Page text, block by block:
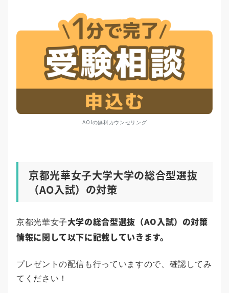
AOIの無料カウンセリング
京都光華女子大学大学の総合型選抜
（AO入試）の対策
京都光華女子大学の総合型選抜（AO入試）の対策
情報に関して以下に記載していきます。
プレゼントの配信も行っていますので、確認してみ
てください！